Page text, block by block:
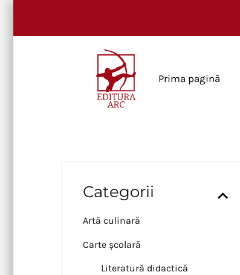
Prima pagină
Categorii
Artă culinară
Carte școlară
Literatură didactică